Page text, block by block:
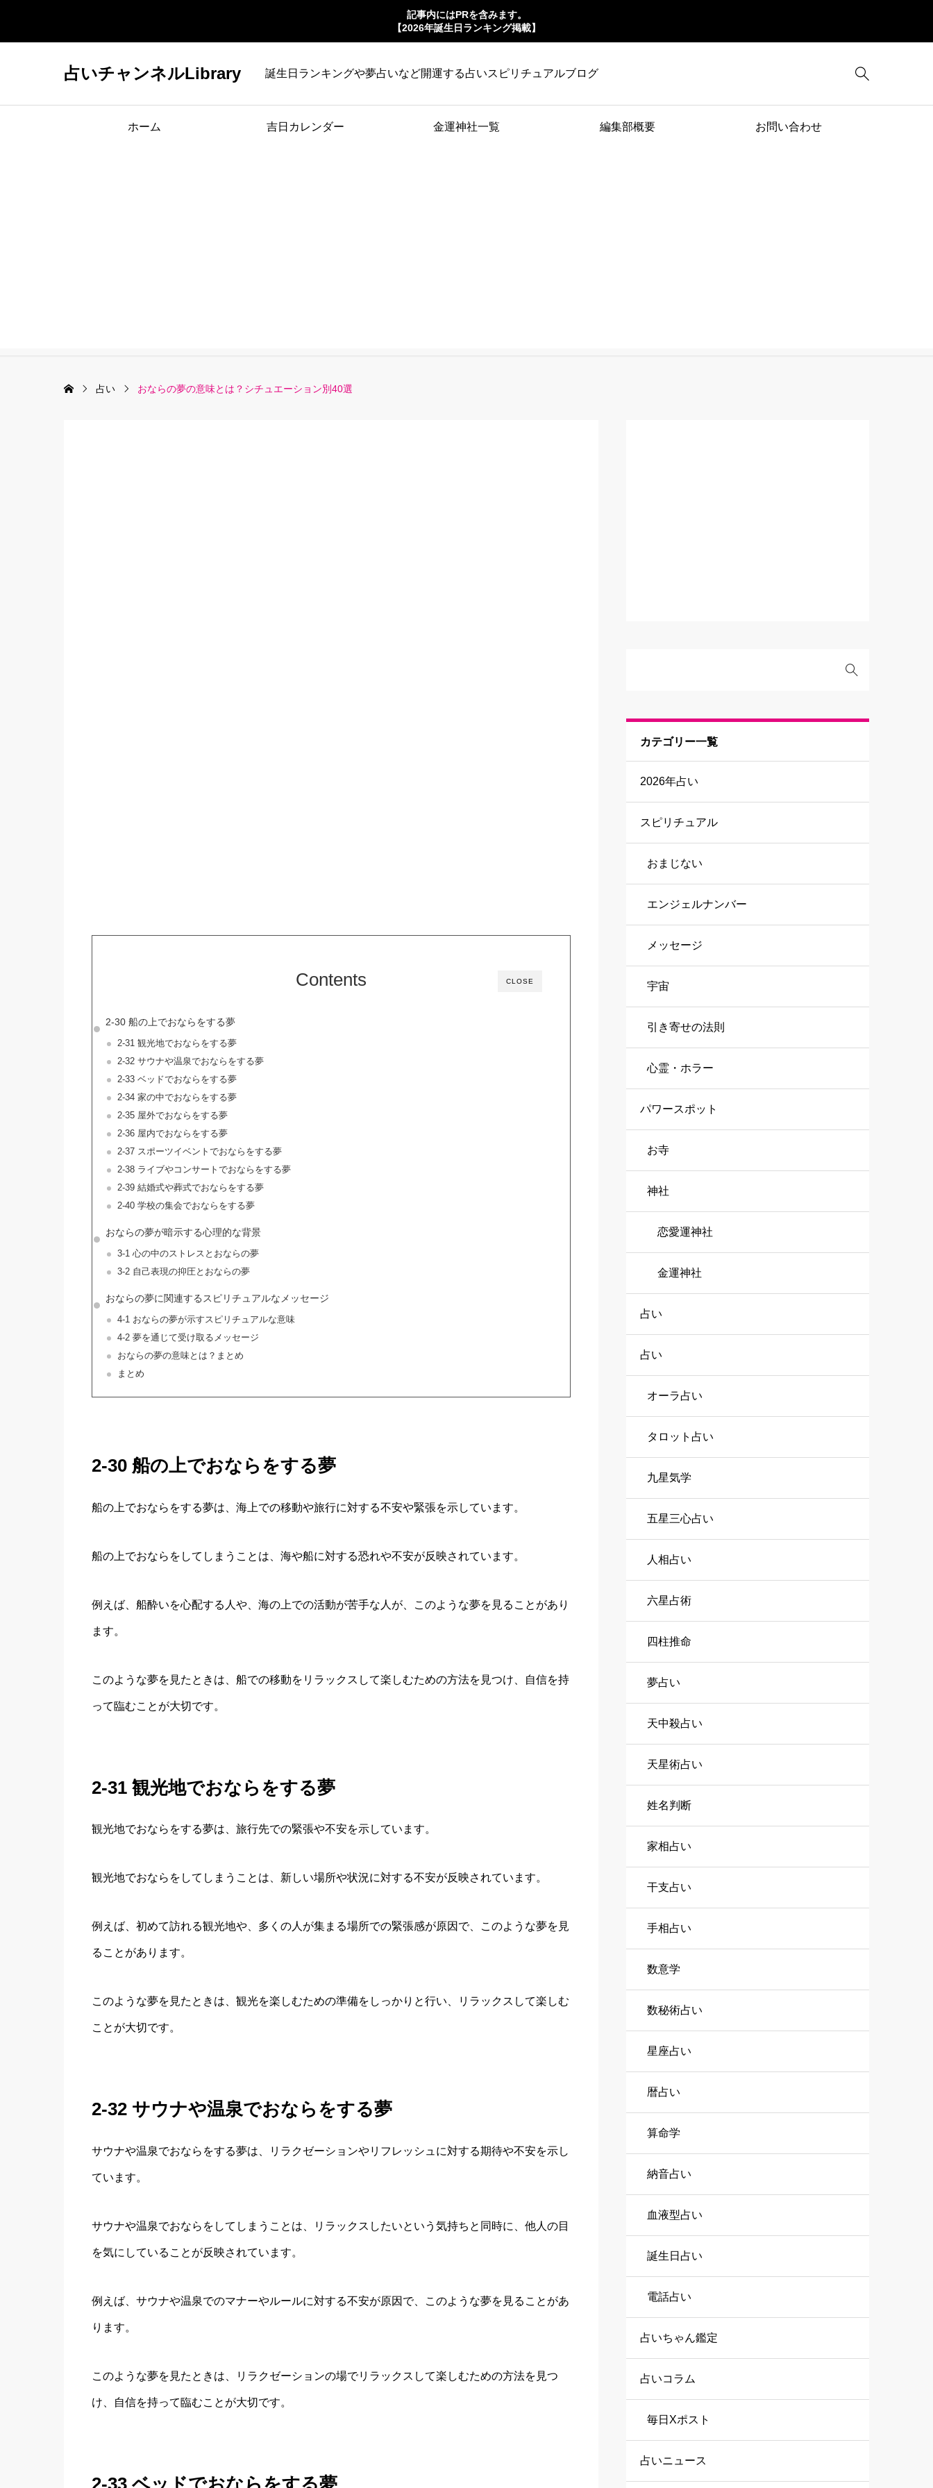
記事内にはPRを含みます。
【2026年誕生日ランキング掲載】
占いチャンネルLibrary 誕生日ランキングや夢占いなど開運する占いスピリチュアルブログ 
ホーム 吉日カレンダー 金運神社一覧 編集部概要 お問い合わせ
占い おならの夢の意味とは？シチュエーション別40選
CLOSE
Contents
2-30 船の上でおならをする夢
2-31 観光地でおならをする夢
2-32 サウナや温泉でおならをする夢
2-33 ベッドでおならをする夢
2-34 家の中でおならをする夢
2-35 屋外でおならをする夢
2-36 屋内でおならをする夢
2-37 スポーツイベントでおならをする夢
2-38 ライブやコンサートでおならをする夢
2-39 結婚式や葬式でおならをする夢
2-40 学校の集会でおならをする夢
おならの夢が暗示する心理的な背景
3-1 心の中のストレスとおならの夢
3-2 自己表現の抑圧とおならの夢
おならの夢に関連するスピリチュアルなメッセージ
4-1 おならの夢が示すスピリチュアルな意味
4-2 夢を通じて受け取るメッセージ
おならの夢の意味とは？まとめ
まとめ
2-30 船の上でおならをする夢
船の上でおならをする夢は、海上での移動や旅行に対する不安や緊張を示しています。
船の上でおならをしてしまうことは、海や船に対する恐れや不安が反映されています。
例えば、船酔いを心配する人や、海の上での活動が苦手な人が、このような夢を見ることがあり
ます。
このような夢を見たときは、船での移動をリラックスして楽しむための方法を見つけ、自信を持
って臨むことが大切です。
2-31 観光地でおならをする夢
観光地でおならをする夢は、旅行先での緊張や不安を示しています。
観光地でおならをしてしまうことは、新しい場所や状況に対する不安が反映されています。
例えば、初めて訪れる観光地や、多くの人が集まる場所での緊張感が原因で、このような夢を見
ることがあります。
このような夢を見たときは、観光を楽しむための準備をしっかりと行い、リラックスして楽しむ
ことが大切です。
2-32 サウナや温泉でおならをする夢
サウナや温泉でおならをする夢は、リラクゼーションやリフレッシュに対する期待や不安を示し
ています。
サウナや温泉でおならをしてしまうことは、リラックスしたいという気持ちと同時に、他人の目
を気にしていることが反映されています。
例えば、サウナや温泉でのマナーやルールに対する不安が原因で、このような夢を見ることがあ
ります。
このような夢を見たときは、リラクゼーションの場でリラックスして楽しむための方法を見つ
け、自信を持って臨むことが大切です。
カテゴリー一覧
2026年占い
スピリチュアル
おまじない
エンジェルナンバー
メッセージ
宇宙
引き寄せの法則
心霊・ホラー
パワースポット
お寺
神社
恋愛運神社
金運神社
占い
占い
オーラ占い
タロット占い
九星気学
五星三心占い
人相占い
六星占術
四柱推命
夢占い
天中殺占い
天星術占い
姓名判断
家相占い
干支占い
手相占い
数意学
数秘術占い
星座占い
暦占い
算命学
納音占い
血液型占い
誕生日占い
電話占い
占いちゃん鑑定
占いコラム
毎日Xポスト
占いニュース